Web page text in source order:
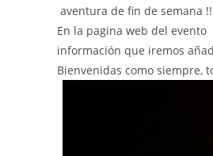
aventura de fin de semana
En la pagina web del evento
información que iremos
Bienvenidas como siempre,